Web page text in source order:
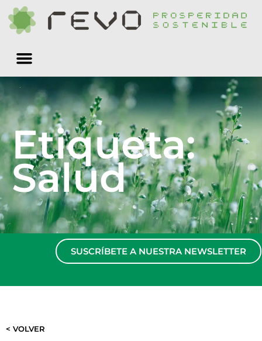
Etiqueta:
Salud
SUSCRÍBETE A NUESTRA NEWSLETTER
< VOLVER